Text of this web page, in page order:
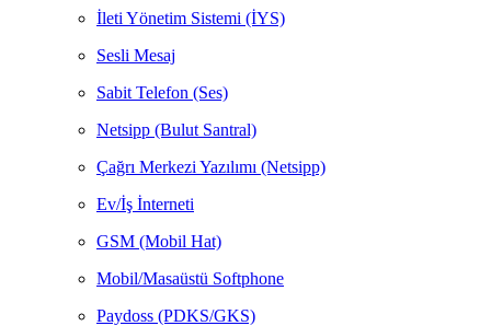
İleti Yönetim Sistemi (İYS)
Sesli Mesaj
Sabit Telefon (Ses)
Netsipp (Bulut Santral)
Çağrı Merkezi Yazılımı (Netsipp)
Ev/İş İnterneti
GSM (Mobil Hat)
Mobil/Masaüstü Softphone
Paydoss (PDKS/GKS)